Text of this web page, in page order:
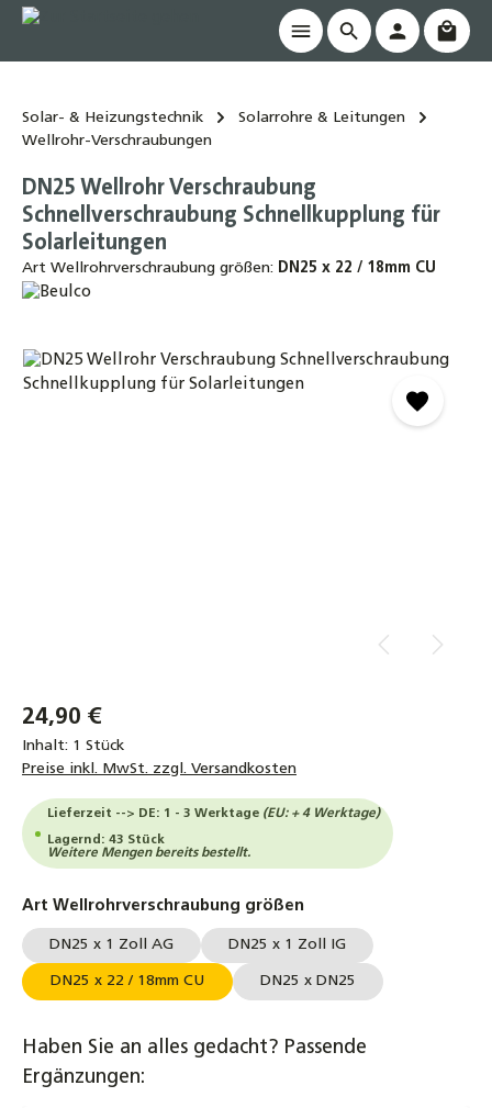
springen
Solar- & Heizungstechnik
Solarrohre & Leitungen
Wellrohr-Verschraubungen
DN25 Wellrohr Verschraubung
Schnellverschraubung Schnellkupplung für
Solarleitungen
Art Wellrohrverschraubung größen: DN25 x 22 / 18mm CU
Bildergalerie überspringen
24,90 €
Inhalt: 1 Stück
Preise inkl. MwSt. zzgl. Versandkosten
Lieferzeit --> DE: 1 - 3 Werktage (EU: + 4 Werktage)
Lagernd: 43 Stück
Weitere Mengen bereits bestellt.
Art Wellrohrverschraubung größen
DN25 x 1 Zoll AG DN25 x 1 Zoll IG
DN25 x 22 / 18mm CU DN25 x DN25
Haben Sie an alles gedacht? Passende
Ergänzungen: